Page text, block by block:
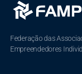
Federação das
Empreendedores